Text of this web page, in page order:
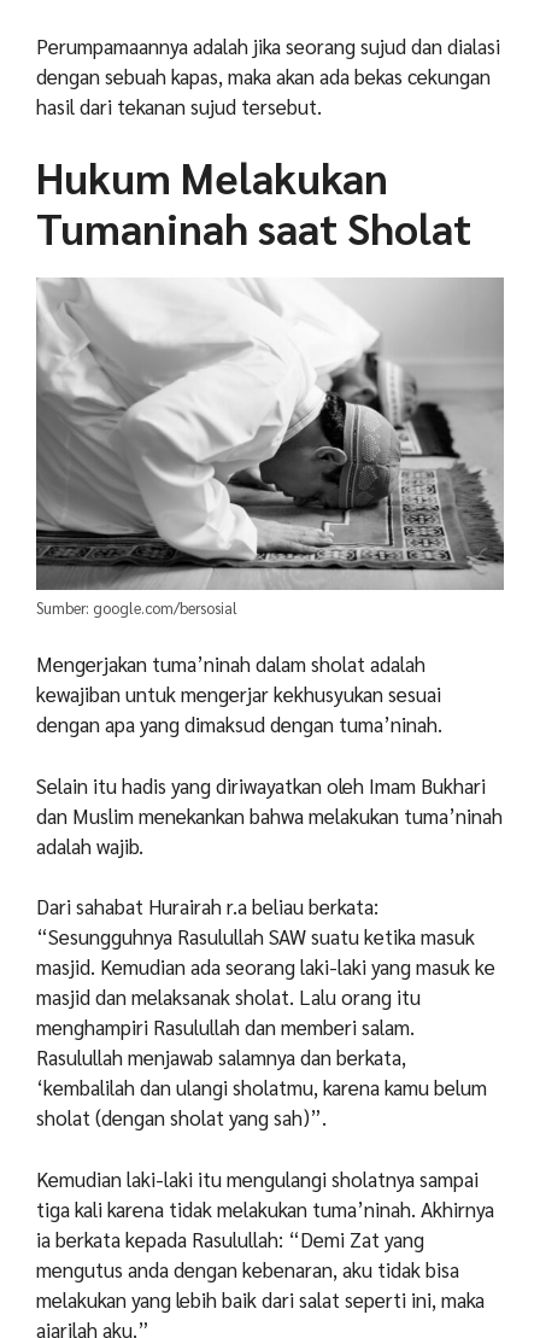
Perumpamaannya adalah jika seorang sujud dan dialasi
dengan sebuah kapas, maka akan ada bekas cekungan
hasil dari tekanan sujud tersebut.
Hukum Melakukan
Tumaninah saat Sholat
Sumber: google.com/bersosial
Mengerjakan tuma’ninah dalam sholat adalah
kewajiban untuk mengerjar kekhusyukan sesuai
dengan apa yang dimaksud dengan tuma’ninah.
Selain itu hadis yang diriwayatkan oleh Imam Bukhari
dan Muslim menekankan bahwa melakukan tuma’ninah
adalah wajib.
Dari sahabat Hurairah r.a beliau berkata:
“Sesungguhnya Rasulullah SAW suatu ketika masuk
masjid. Kemudian ada seorang laki-laki yang masuk ke
masjid dan melaksanak sholat. Lalu orang itu
menghampiri Rasulullah dan memberi salam.
Rasulullah menjawab salamnya dan berkata,
‘kembalilah dan ulangi sholatmu, karena kamu belum
sholat (dengan sholat yang sah)”.
Kemudian laki-laki itu mengulangi sholatnya sampai
tiga kali karena tidak melakukan tuma’ninah. Akhirnya
ia berkata kepada Rasulullah: “Demi Zat yang
mengutus anda dengan kebenaran, aku tidak bisa
melakukan yang lebih baik dari salat seperti ini, maka
ajarilah aku.”